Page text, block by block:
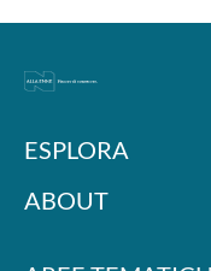
ESPLORA
ABOUT